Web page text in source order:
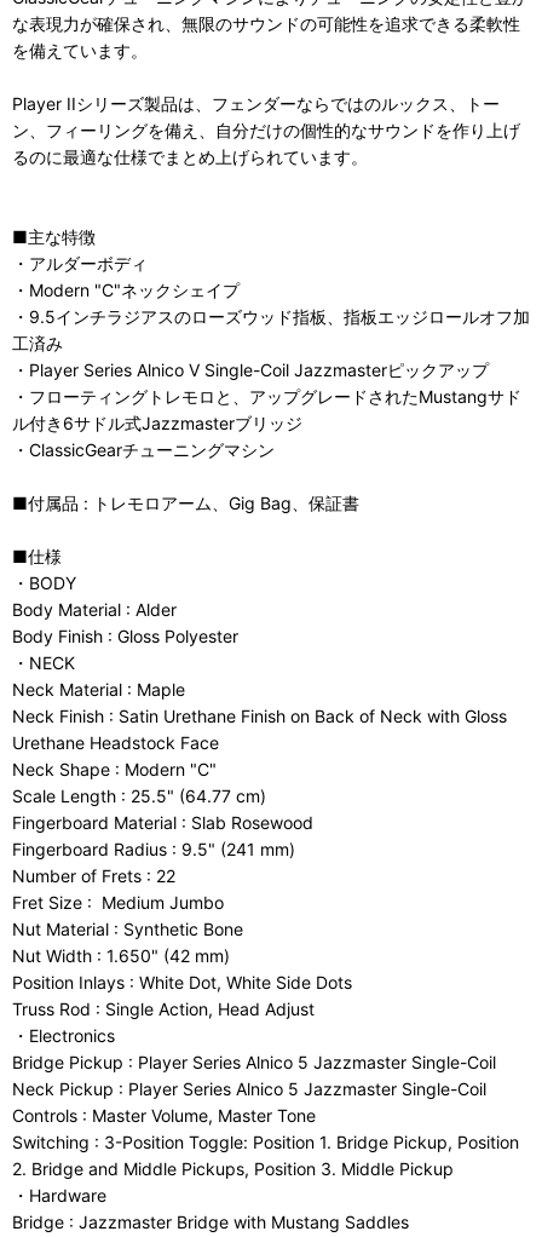
な表現力が確保され、無限のサウンドの可能性を追求できる柔軟性
を備えています。
Player IIシリーズ製品は、フェンダーならではのルックス、トー
ン、フィーリングを備え、自分だけの個性的なサウンドを作り上げ
るのに最適な仕様でまとめ上げられています。
■主な特徴
・アルダーボディ
・Modern "C"ネックシェイプ
・9.5インチラジアスのローズウッド指板、指板エッジロールオフ加
工済み
・Player Series Alnico V Single-Coil Jazzmasterピックアップ
・フローティングトレモロと、アップグレードされたMustangサド
ル付き6サドル式Jazzmasterブリッジ
・ClassicGearチューニングマシン
■付属品 : トレモロアーム、Gig Bag、保証書
■仕様
・BODY
Body Material : Alder
Body Finish : Gloss Polyester
・NECK
Neck Material : Maple
Neck Finish : Satin Urethane Finish on Back of Neck with Gloss
Urethane Headstock Face
Neck Shape : Modern "C"
Scale Length : 25.5" (64.77 cm)
Fingerboard Material : Slab Rosewood
Fingerboard Radius : 9.5" (241 mm)
Number of Frets : 22
Fret Size : Medium Jumbo
Nut Material : Synthetic Bone
Nut Width : 1.650" (42 mm)
Position Inlays : White Dot, White Side Dots
Truss Rod : Single Action, Head Adjust
・Electronics
Bridge Pickup : Player Series Alnico 5 Jazzmaster Single-Coil
Neck Pickup : Player Series Alnico 5 Jazzmaster Single-Coil
Controls : Master Volume, Master Tone
Switching : 3-Position Toggle: Position 1. Bridge Pickup, Position
2. Bridge and Middle Pickups, Position 3. Middle Pickup
・Hardware
Bridge : Jazzmaster Bridge with Mustang Saddles